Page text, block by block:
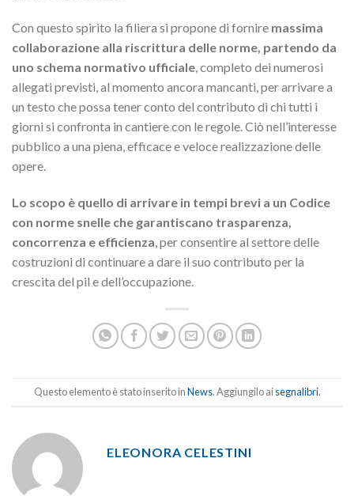
Con questo spirito la filiera si propone di fornire massima
collaborazione alla riscrittura delle norme, partendo da
uno schema normativo ufficiale, completo dei numerosi
allegati previsti, al momento ancora mancanti, per arrivare a
un testo che possa tener conto del contributo di chi tutti i
giorni si confronta in cantiere con le regole. Ciò nell’interesse
pubblico a una piena, efficace e veloce realizzazione delle
opere.
Lo scopo è quello di arrivare in tempi brevi a un Codice
con norme snelle che garantiscano trasparenza,
concorrenza e efficienza, per consentire al settore delle
costruzioni di continuare a dare il suo contributo per la
crescita del pil e dell’occupazione.
Questo elemento è stato inserito inNews. Aggiungilo aisegnalibri.
ELEONORA CELESTINI